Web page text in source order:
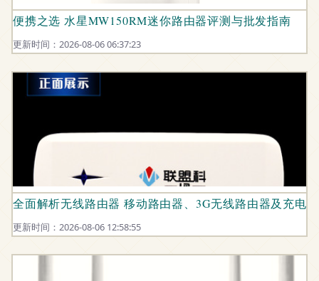
便携之选 水星MW150RM迷你路由器评测与批发指南
更新时间：2026-08-06 06:37:23
全面解析无线路由器 移动路由器、3G无线路由器及充电
更新时间：2026-08-06 12:58:55